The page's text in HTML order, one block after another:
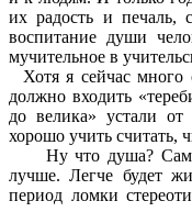
их радость и печаль,
воспитание души
мучительное в
Хотя я сейчас много
должно входить
до велика» устали
хорошо учить считать,
Ну что душа? Сама
лучше. Легче будет
период ломки